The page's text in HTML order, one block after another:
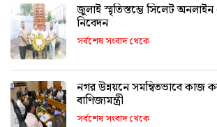
জুলাই স্মৃতিস্তম্ভে সিলেট অনলাইন
নিবেদন
সর্বশেষ সংবাদ থেকে
নগর উন্নয়নে সমন্বিতভাবে কাজ
বাণিজ্যমন্ত্রী
সর্বশেষ সংবাদ থেকে